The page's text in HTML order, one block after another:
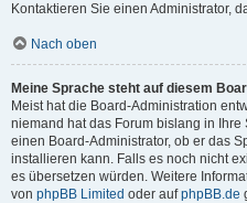
Kontaktieren Sie einen Administrator,
Nach oben
Meine Sprache steht auf diesem
Meist hat die Board-Administration
niemand hat das Forum bislang in
einen Board-Administrator, ob er das
installieren kann. Falls es noch nicht
es übersetzen würden. Weitere
von phpBB Limited oder aufphpBB.de